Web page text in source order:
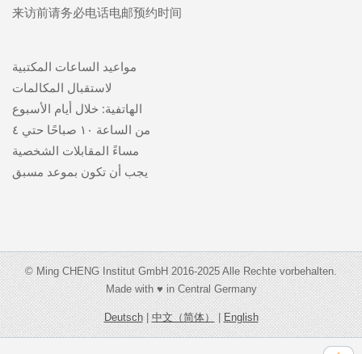
来访前请务必电话电邮预约时间
مواعيد الساعات المكتبية
لاستقبال المكالمات
الهاتفية: خلال أيام الأسبوع
من الساعة ١٠ صباحًا حتي ٤
مساءً المقابلات الشخصية
يجب أن تكون بموعد مسبق
© Ming CHENG Institut GmbH 2016-2025 Alle Rechte vorbehalten.
Made with ♥ in Central Germany
Deutsch|中文（简体）|English